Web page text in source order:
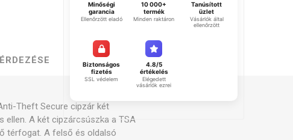
Minőségi
garancia
Ellenőrzött eladó
10 000+
termék
Minden raktáron
Tanúsított
üzlet
Vásárlók által
ellenőrzött
Biztonságos
fizetés
SSL védelem
4.8/5
értékelés
Elégedett
vásárlók ezrei
Theft Secure cipzár két
A két cipzárcsúszka a TSA
térfogat. A felső és oldalsó